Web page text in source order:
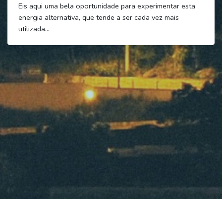
Eis aqui uma bela oportunidade para experimentar esta
energia alternativa, que tende a ser cada vez mais
utilizada…